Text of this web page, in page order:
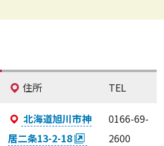
住所 TEL
北海道旭川市神
居二条13-2-18
0166-69-
2600